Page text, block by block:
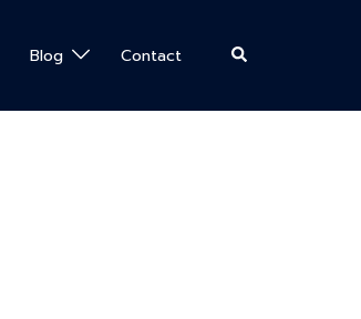
Blog Contact Search